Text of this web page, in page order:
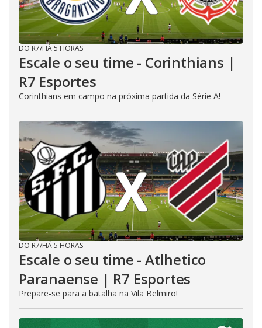
DO R7/HÁ 5 HORAS
Escale o seu time - Corinthians |
R7 Esportes
Corinthians em campo na próxima partida da Série A!
DO R7/HÁ 5 HORAS
Escale o seu time - Atlhetico
Paranaense | R7 Esportes
Prepare-se para a batalha na Vila Belmiro!